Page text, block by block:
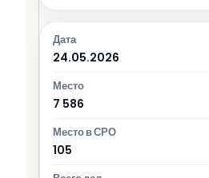
24.05.2026
7 586
105